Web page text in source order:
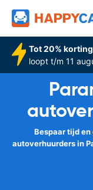
Tot 20%
loopt t/m 11
Bespaar tijd
autoverhuurders in